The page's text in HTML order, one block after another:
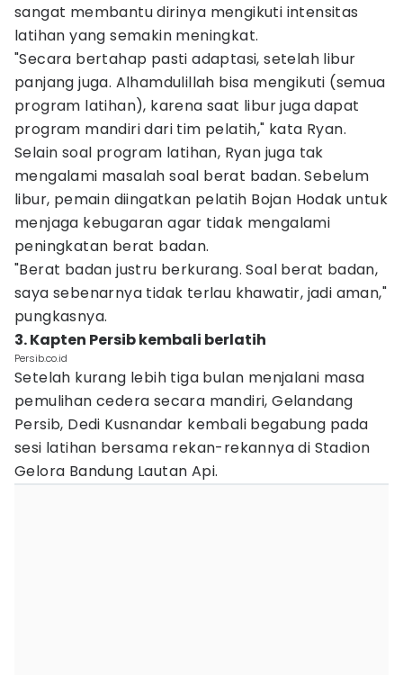
sangat membantu dirinya mengikuti intensitas
latihan yang semakin meningkat.
"Secara bertahap pasti adaptasi, setelah libur
panjang juga. Alhamdulillah bisa mengikuti (semua
program latihan), karena saat libur juga dapat
program mandiri dari tim pelatih," kata Ryan.
Selain soal program latihan, Ryan juga tak
mengalami masalah soal berat badan. Sebelum
libur, pemain diingatkan pelatih Bojan Hodak untuk
menjaga kebugaran agar tidak mengalami
peningkatan berat badan.
"Berat badan justru berkurang. Soal berat badan,
saya sebenarnya tidak terlau khawatir, jadi aman,"
pungkasnya.
3. Kapten Persib kembali berlatih
Persib.co.id
Setelah kurang lebih tiga bulan menjalani masa
pemulihan cedera secara mandiri, Gelandang
Persib, Dedi Kusnandar kembali begabung pada
sesi latihan bersama rekan-rekannya di Stadion
Gelora Bandung Lautan Api.